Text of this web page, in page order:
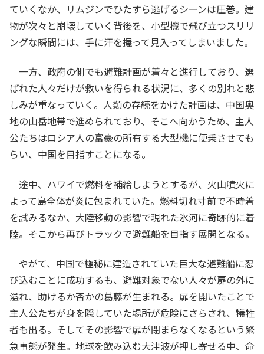
ていくなか、リムジンでひたすら逃げるシーンは圧巻。建
物が次々と崩壊していく背後を、小型機で飛び立つスリリ
ングな瞬間には、手に汗を握って見入ってしまいました。
一方、政府の側でも避難計画が着々と進行しており、選
ばれた人々だけが救いを得られる状況に、多くの別れと悲
しみが重なっていく。人類の存続をかけた計画は、中国奥
地の山岳地帯で進められており、そこへ向かうため、主人
公たちはロシア人の富豪の所有する大型機に便乗させても
らい、中国を目指すことになる。
途中、ハワイで燃料を補給しようとするが、火山噴火に
よって島全体が炎に包まれていた。燃料切れ寸前で不時着
を試みるなか、大陸移動の影響で現れた氷河に奇跡的に着
陸。そこから再びトラックで避難船を目指す展開となる。
やがて、中国で極秘に建造されていた巨大な避難船に忍
び込むことに成功するも、避難対象でない人々が扉の外に
溢れ、助けるか否かの葛藤が生まれる。扉を開いたことで
主人公たちが身を隠していた場所が危険にさらされ、犠牲
者も出る。そしてその影響で扉が閉まらなくなるという緊
急事態が発生。地球を飲み込む大津波が押し寄せる中、命